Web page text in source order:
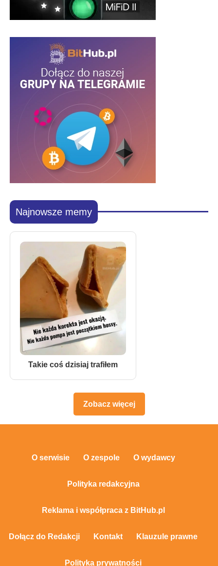
Najnowsze memy
Takie coś dzisiaj trafiłem
Zobacz więcej
O serwisie O zespole O wydawcy
Polityka redakcyjna
Reklama i współpraca z BitHub.pl
Dołącz do Redakcji Kontakt Klauzule prawne
Polityka prywatności